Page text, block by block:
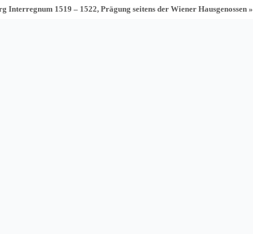
Interregnum 1519 – 1522, Prägung seitens der Wiener Hausgenossen »